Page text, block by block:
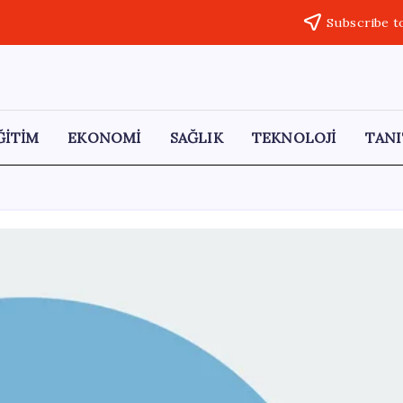
Subscribe
EKONOMİ SAĞLIK TEKNOLOJİ